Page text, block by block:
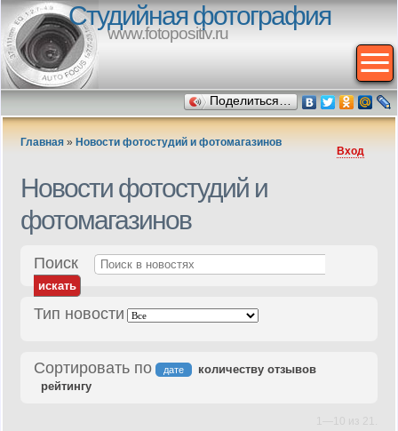
Студийная фотография
www.fotopositiv.ru
Поделиться…
Главная » Новости фотостудий и фотомагазинов
Вход
Новости фотостудий и
фотомагазинов
Поиск
Тип новости
Сортировать по дате
количеству отзывов
рейтингу